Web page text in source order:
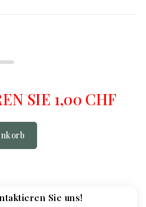
SIE 1,00 CHF
Sie uns!